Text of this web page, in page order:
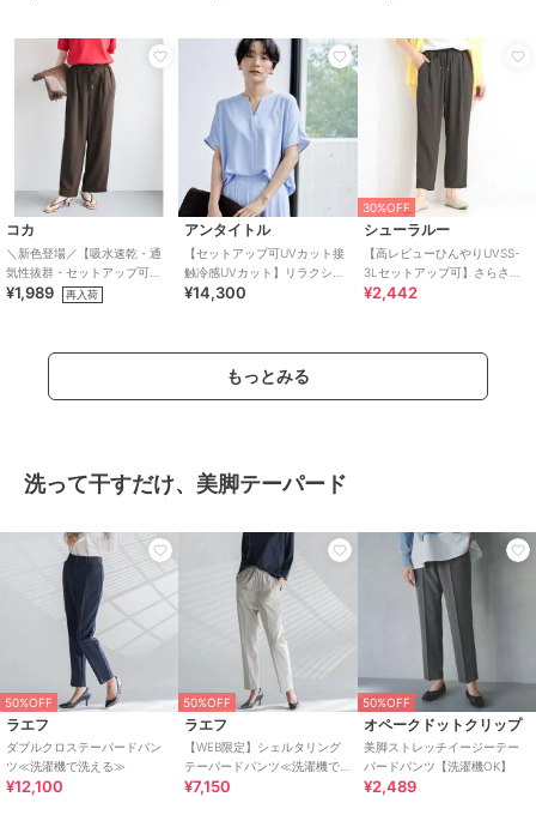
コカ
＼新色登場／【吸水速乾・通
気性抜群・セットアップ可
能】シボサテンライクイージ
¥1,989 再入荷
アンタイトル
【セットアップ可UVカット接
触冷感UVカット】リラクシー
キーVネックブラウス
¥14,300
30%OFF
シューラルー
【高レビューひんやりUVSS-
3Lセットアップ可】さらさら
ぷるん イージーテーパードパ
¥2,442
もっとみる
洗って干すだけ、美脚テーパード
50%OFF
ラエフ
ダブルクロステーパードパン
ツ≪洗濯機で洗える≫
¥12,100
50%OFF
ラエフ
【WEB限定】シェルタリング
テーパードパンツ≪洗濯機で
洗える≫
¥7,150
50%OFF
オペークドットクリップ
美脚ストレッチイージーテー
パードパンツ【洗濯機OK】
¥2,489